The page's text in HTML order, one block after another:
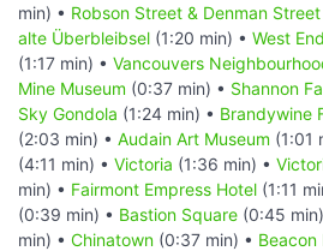
min) • Robson Street & Denman Street
alte Überbleibsel (1:20 min) • West
(1:17 min) • Vancouvers
Mine Museum (0:37 min) • Shannon
Sky Gondola (1:24 min) • Brandywine
(2:03 min) • Audain Art Museum (1:01
(4:11 min) • Victoria (1:36 min) •
min) • Fairmont Empress Hotel (1:11
(0:39 min) • Bastion Square (0:45
min) • Chinatown (0:37 min) • Beacon